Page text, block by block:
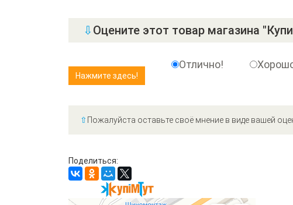
⇩ Оцените этот товар магазина
Отлично!
⇧ Пожалуйста оставьте своё мнение в виде вашей
Поделиться: